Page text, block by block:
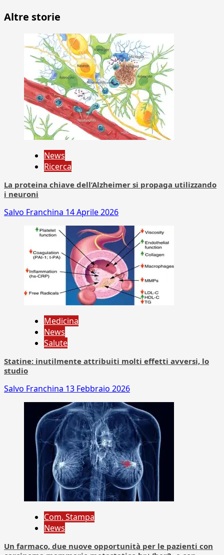
Altre storie
News
Ricerca
La proteina chiave dell’Alzheimer si propaga utilizzando
i neuroni
Salvo Franchina 14 Aprile 2026
Medicina
News
Salute
Statine: inutilmente attribuiti molti effetti avversi, lo
studio
Salvo Franchina 13 Febbraio 2026
Com. Stampa
News
Un farmaco, due nuove opportunità per le pazienti con